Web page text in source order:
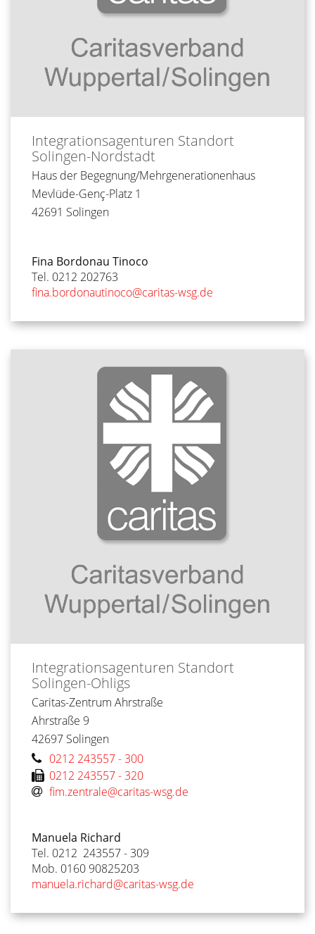
Integrationsagenturen Standort
Solingen-Nordstadt
Haus der Begegnung/Mehrgenerationenhaus
Mevlüde-Genç-Platz 1
42691 Solingen
Fina Bordonau Tinoco
Tel. 0212 202763
fina.bordonautinoco@caritas-wsg.de
Integrationsagenturen Standort
Solingen-Ohligs
Caritas-Zentrum Ahrstraße
Ahrstraße 9
42697 Solingen
0212 243557 - 300
0212 243557 - 320
fim.zentrale@caritas-wsg.de
Manuela Richard
Tel. 0212 243557 - 309
Mob. 0160 90825203
manuela.richard@caritas-wsg.de